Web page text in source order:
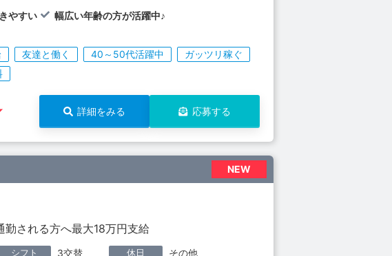
やすい
幅広い年齢の方が活躍中♪
友達と働く 40～50代活躍中
ガッツリ稼ぐ
詳細をみる 応募する
NEW
勤される方へ最大18万円支給
シフト 3交替 休日 その他